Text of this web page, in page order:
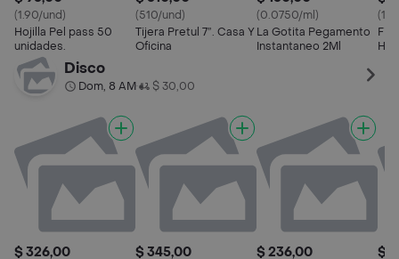
(1.90/und)
Hojilla Pel pass 50
unidades.
(510/und)
Tijera Pretul 7”. Casa Y
Oficina
(0.0750/ml)
La Gotita Pegamento
Instantaneo 2Ml
Disco
Dom, 8 AM• $ 30,00
$ 326,00 $ 345,00 $ 236,00 $